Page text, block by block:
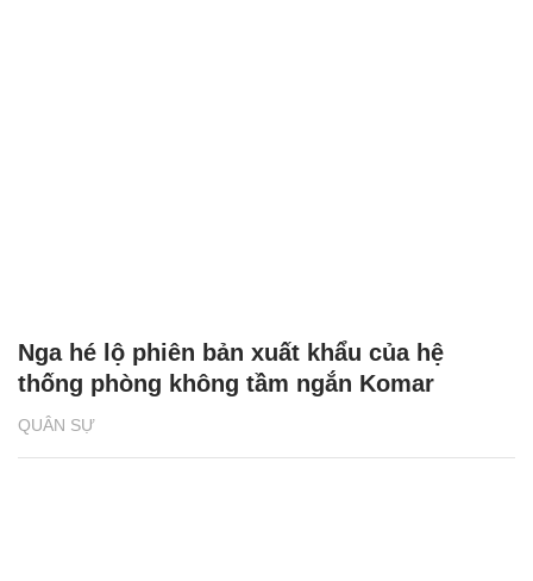
QUÂN SỰ
Nga hé lộ phiên bản xuất khẩu của hệ
thống phòng không tầm ngắn Komar